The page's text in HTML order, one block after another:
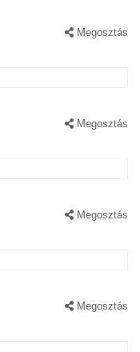
Megosztás
Megosztás
Megosztás
Megosztás